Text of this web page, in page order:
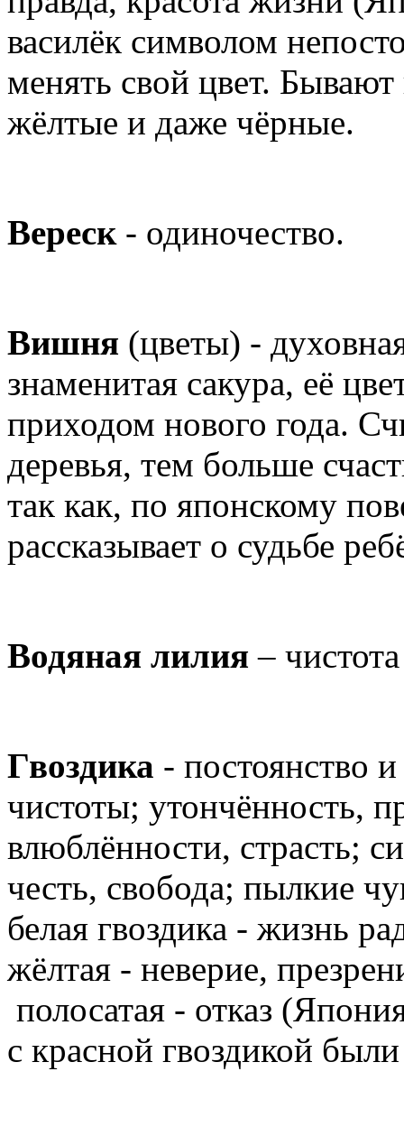
василёк символом
менять свой цвет.
жёлтые и даже чёрные.
Вереск- одиночество.
Вишня (цветы) -
знаменитая сакура, её
приходом нового года.
деревья, тем больше
так как, по японскому
рассказывает о судьбе
Водяная лилия –
Гвоздика - постоянство
чистоты; утончённость,
влюблённости, страсть;
честь, свобода; пылкие
белая гвоздика - жизнь
жёлтая - неверие,
полосатая - отказ
с красной гвоздикой